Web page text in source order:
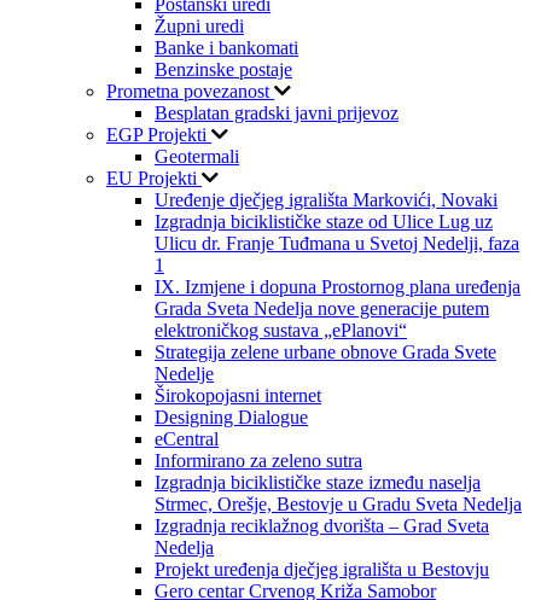
Župni uredi
Banke i bankomati
Benzinske postaje
Prometna povezanost
Besplatan gradski javni prijevoz
EGP Projekti
Geotermali
EU Projekti
Uređenje dječjeg igrališta Markovići, Novaki
Izgradnja biciklističke staze od Ulice Lug uz
Ulicu dr. Franje Tuđmana u Svetoj Nedelji, faza
1
IX. Izmjene i dopuna Prostornog plana uređenja
Grada Sveta Nedelja nove generacije putem
elektroničkog sustava „ePlanovi“
Strategija zelene urbane obnove Grada Svete
Nedelje
Širokopojasni internet
Designing Dialogue
eCentral
Informirano za zeleno sutra
Izgradnja biciklističke staze između naselja
Strmec, Orešje, Bestovje u Gradu Sveta Nedelja
Izgradnja reciklažnog dvorišta – Grad Sveta
Nedelja
Projekt uređenja dječjeg igrališta u Bestovju
Gero centar Crvenog Križa Samobor